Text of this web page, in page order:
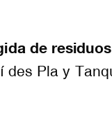
de
des Pla y